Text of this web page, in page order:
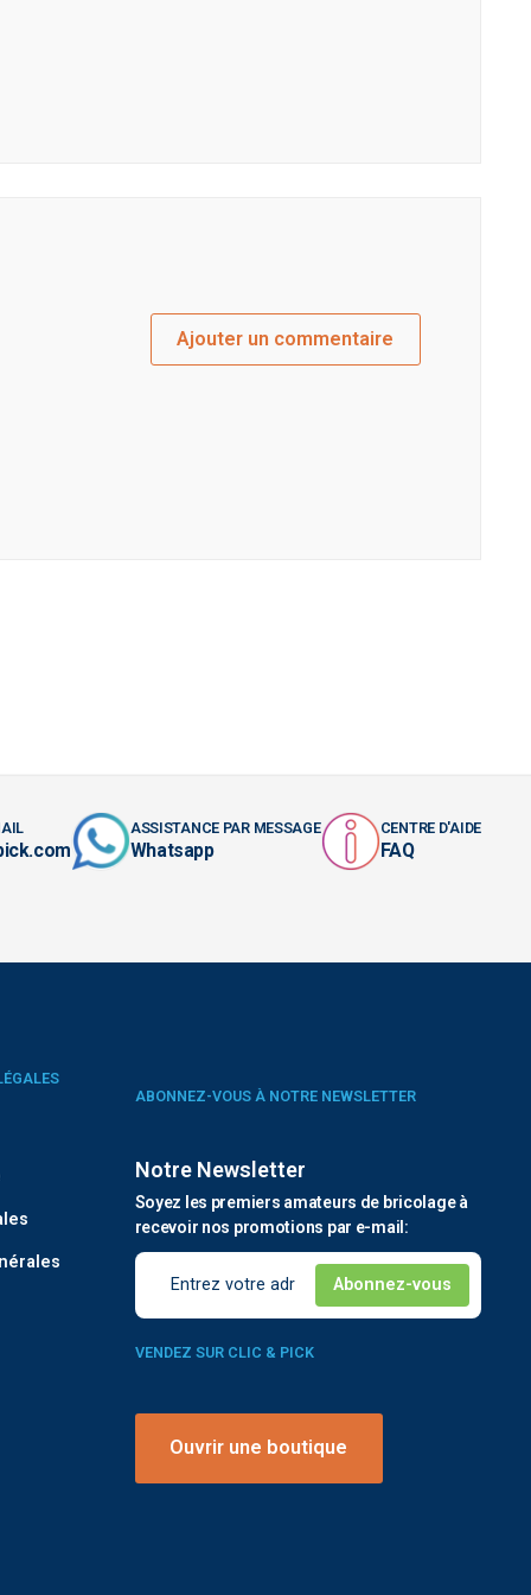
Ajouter un commentaire
ASSISTANCE PAR MESSAGE
Whatsapp
CENTRE D'AIDE
FAQ
ABONNEZ-VOUS À NOTRE NEWSLETTER
Notre Newsletter
Soyez les premiers amateurs de bricolage à
recevoir nos promotions par e-mail:
VENDEZ SUR CLIC & PICK
Ouvrir une boutique